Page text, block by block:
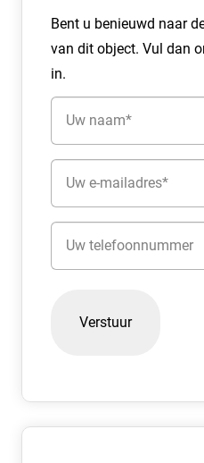
De courante bedrijfsunits
verhuurbaar en vormen
waardevaste investering
Meer weten? Neem gerust
verkooppartners:
Castanea Bedrijfsmakelaars
035 – 646 00 50 of
Broersma Werken
020 – 305 97 97 of
Bent u benieuwd naar
van dit object. Vul dan
in.
(Vereist)